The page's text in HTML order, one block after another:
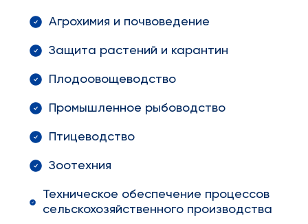
Агрохимия и почвоведение
Защита растений и карантин
Плодоовощеводство
Промышленное рыбоводство
Птицеводство
Зоотехния
Техническое обеспечение процессов
сельскохозяйственного производства